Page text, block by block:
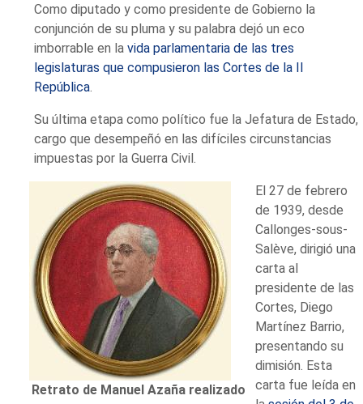
Como diputado y como presidente de Gobierno la
conjunción de su pluma y su palabra dejó un eco
imborrable en lavida parlamentaria de las tres
legislaturas que compusieron las Cortes de la II
República
Su última etapa como político fue la Jefatura de Estado,
cargo que desempeñó en las difíciles circunstancias
impuestas por la Guerra Civil.
Retrato de Manuel Azaña realizado
El 27 de febrero
de 1939, desde
Callonges-sous-
Salève, dirigió una
carta al
presidente de las
Cortes, Diego
Martínez Barrio,
presentando su
dimisión. Esta
carta fue leída en